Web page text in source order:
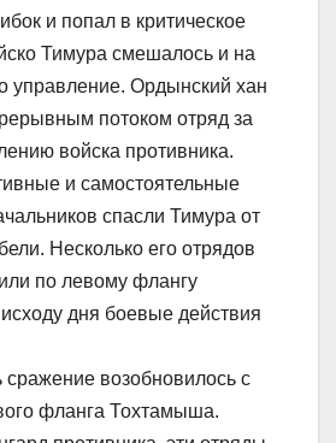
и попал в критическое
Тимура смешалось и на
управление. Ордынский хан
потоком отряд за
войска противника.
и самостоятельные
спасли Тимура от
Несколько его отрядов
по левому флангу
дня боевые действия
сражение возобновилось с
фланга Тохтамыша.